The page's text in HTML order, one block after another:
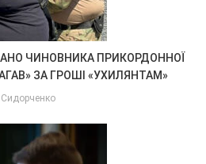
ЧИНОВНИКА ПРИКОРДОННОЇ
ЗА ГРОШІ «УХИЛЯНТАМ»